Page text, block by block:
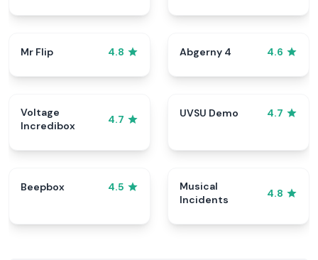
Mr Flip 4.8 Abgerny 4 4.6
Voltage
Incredibox
4.7
UVSU Demo 4.7
Beepbox 4.5
Musical
Incidents
4.8